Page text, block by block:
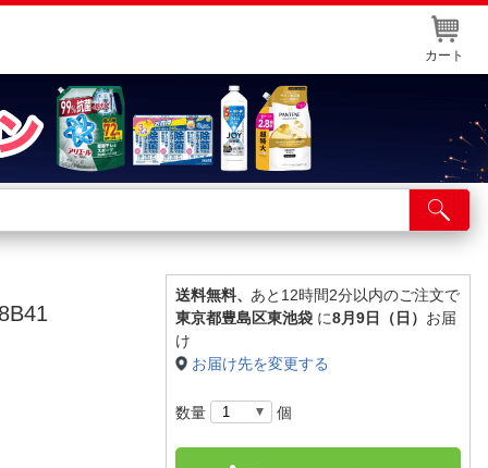
カート
舗サービス
ト取り置き
情報・店舗一覧
送料無料、 あと12時間2分以内のご注文で
東京都豊島区東池袋 に8月9日（日） お届
け
お届け先を変更する
数量 個